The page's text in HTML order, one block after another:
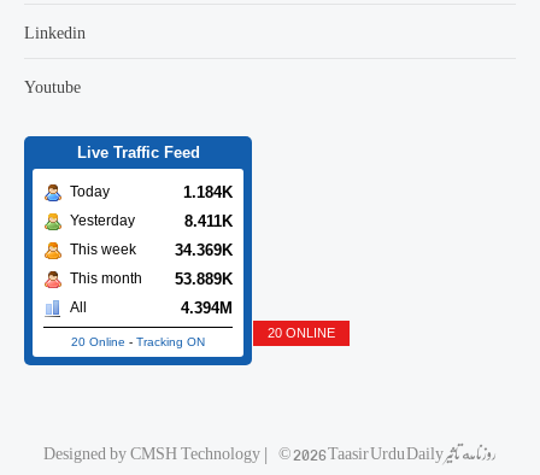
Linkedin
Youtube
Live Traffic Feed
Today 1.184K
Yesterday 8.411K
This week 34.369K
This month 53.889K
All 4.394M
20 Online - Tracking ON
20 ONLINE
Designed byCMSH Technology| © 2026 Taasir Urdu Daily روزنامه تاثیر